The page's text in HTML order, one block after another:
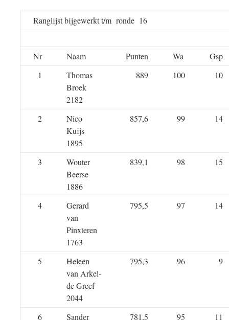
Ranglijst bijgewerkt t/m ronde 16
Nr Naam Punten Wa
Gsp
1
Thomas
Broek
2182
889 100 10
2
Nico
Kuijs
1895
857,6 99 14
3
Wouter
Beerse
1886
839,1 98 15
4
Gerard
van
Pinxteren
1763
795,5 97 14
5
Heleen
van Arkel-
de Greef
2044
795,3 96 9
6 Sander 781,5 95 11